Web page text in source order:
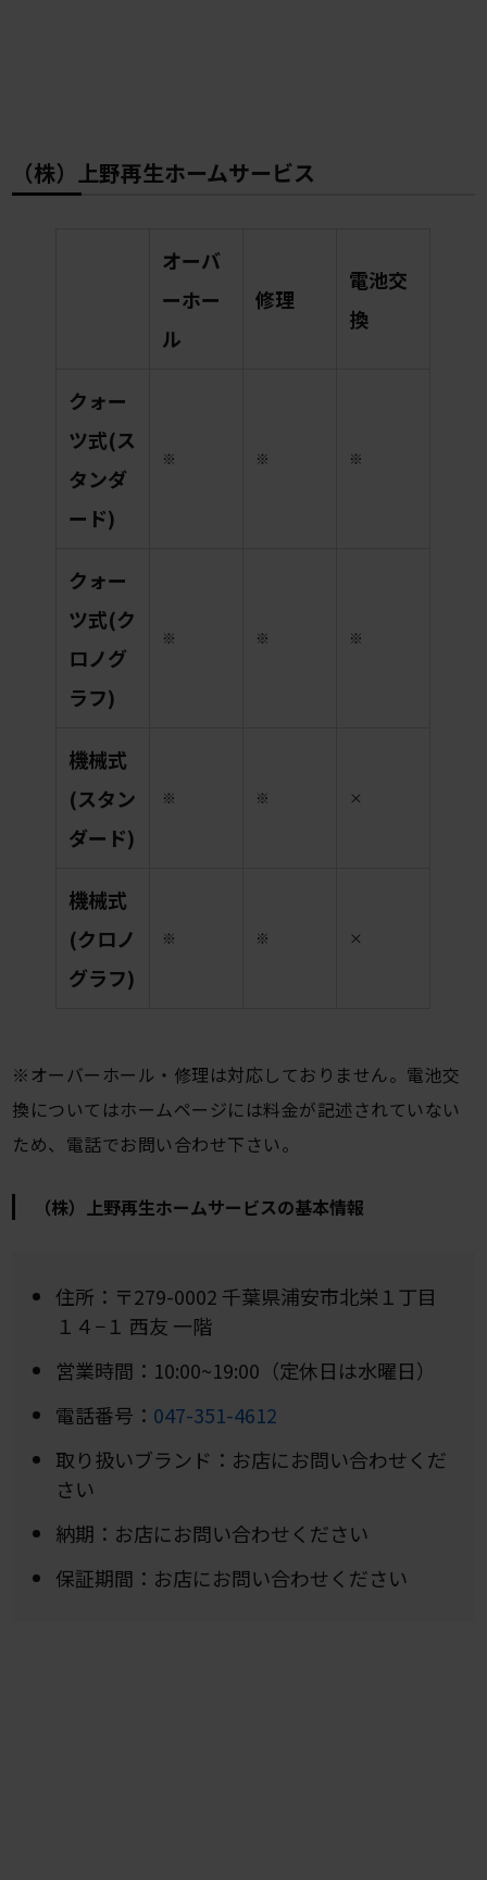
（株）上野再生ホームサービス
オーバ
ーホー
ル
修理
電池交
換
クォー
ツ式(ス
タンダ
ード)
※ ※ ※
クォー
ツ式(ク
ロノグ
ラフ)
※ ※ ※
機械式
(スタン
ダード)
※ ※ ×
機械式
(クロノ
グラフ)
※ ※ ×
※オーバーホール・修理は対応しておりません。電池交
換についてはホームページには料金が記述されていない
ため、電話でお問い合わせ下さい。
（株）上野再生ホームサービスの基本情報
住所：〒279-0002 千葉県浦安市北栄１丁目
１４−１ 西友 一階
営業時間：10:00~19:00（定休日は水曜日）
電話番号： 047-351-4612
取り扱いブランド：お店にお問い合わせくだ
さい
納期：お店にお問い合わせください
保証期間：お店にお問い合わせください